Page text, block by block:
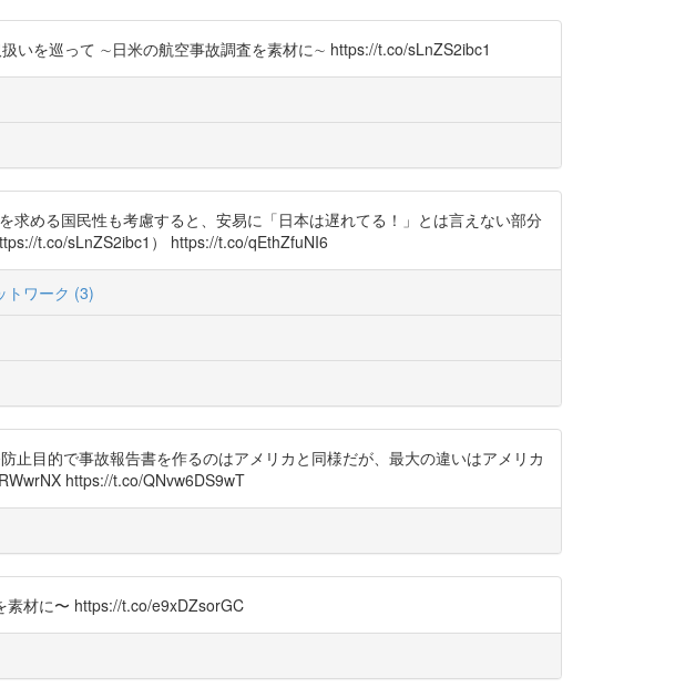
いを巡って ∼日米の航空事故調査を素材に∼ https://t.co/sLnZS2ibc1
める国民性も考慮すると、安易に「日本は遅れてる！」とは言えない部分
t.co/sLnZS2ibc1） https://t.co/qEthZfuNI6
トワーク (3)
目的で事故報告書を作るのはアメリカと同様だが、最大の違いはアメリカ
https://t.co/QNvw6DS9wT
素材に〜 https://t.co/e9xDZsorGC